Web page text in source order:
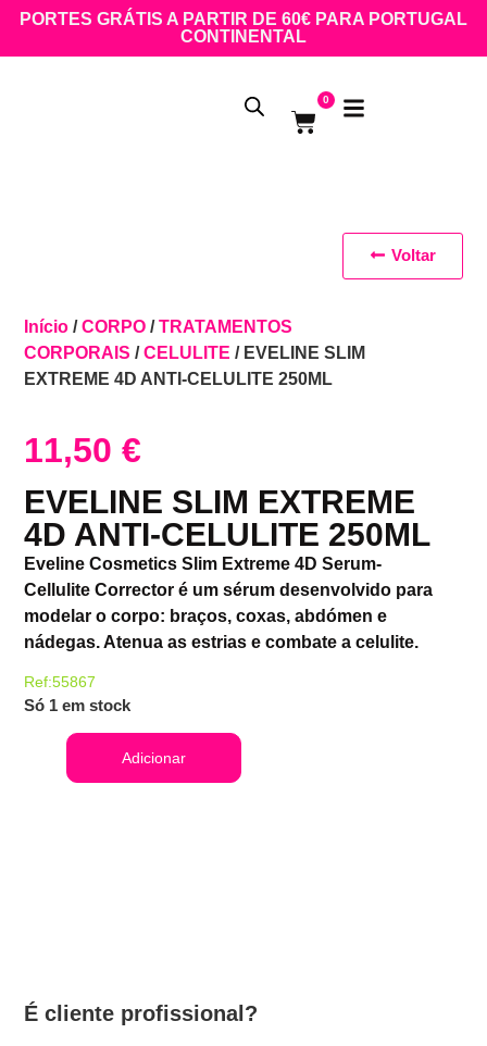
PORTES GRÁTIS A PARTIR DE 60€ PARA PORTUGAL
CONTINENTAL
0
Início /CORPO /TRATAMENTOS
CORPORAIS /CELULITE / EVELINE SLIM
EXTREME 4D ANTI-CELULITE 250ML
11,50€
EVELINE SLIM EXTREME
4D ANTI-CELULITE 250ML
Eveline Cosmetics Slim Extreme 4D Serum-
Cellulite Corrector é um sérum desenvolvido para
modelar o corpo: braços, coxas, abdómen e
nádegas. Atenua as estrias e combate a celulite.
Ref:55867
Só 1 em stock
Adicionar
É cliente profissional?
Voltar